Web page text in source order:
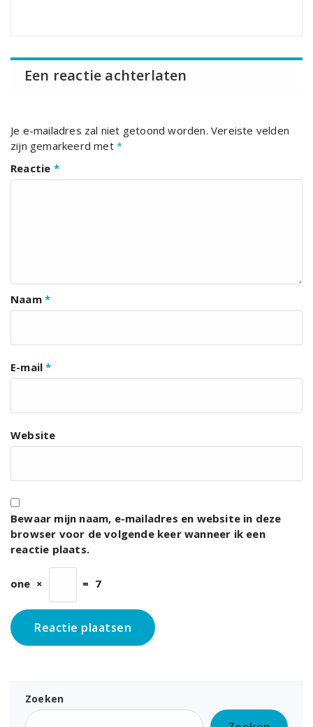
Een reactie achterlaten
Je e-mailadres zal niet getoond worden. Vereiste velden
zijn gemarkeerd met *
Reactie *
Naam *
E-mail*
Website
Bewaar mijn naam, e-mailadres en website in deze
browser voor de volgende keer wanneer ik een
reactie plaats.
one × = 7
Zoeken